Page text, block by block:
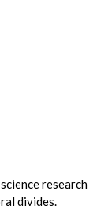
research
divides.